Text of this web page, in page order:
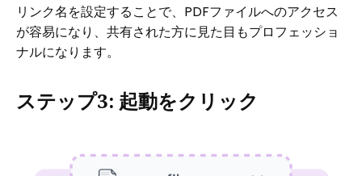
リンク名を設定することで、PDFファイルへのアクセス
が容易になり、共有された方に見た目もプロフェッショ
ナルになります。
ステップ3: 起動をクリック